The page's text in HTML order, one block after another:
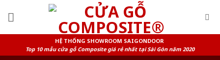
HỆ THỐNG SHOWROOM SAIGONDOOR
Top 10 mẫu cửa gỗ Composite giá rẻ nhất tại Sài Gòn năm 2020